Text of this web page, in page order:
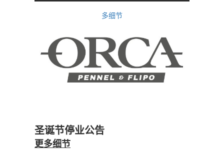
多细节
圣诞节停业公告
更多细节